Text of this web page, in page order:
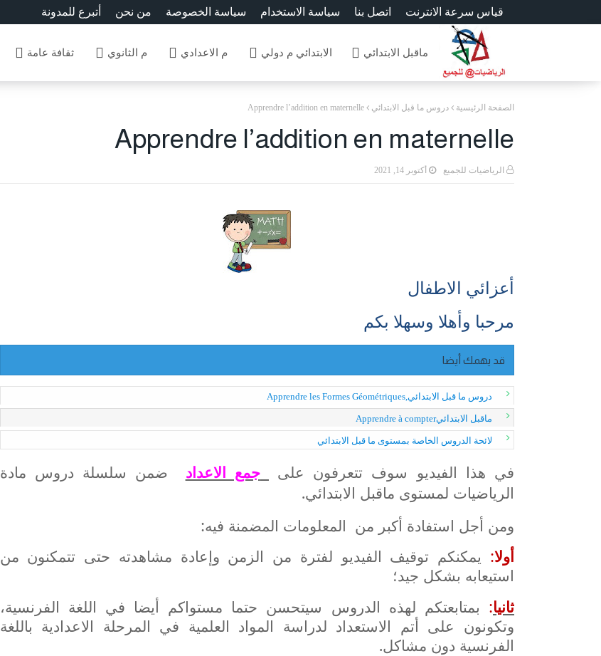
أتبرع للمدونة من نحن سياسة الخصوصة سياسة الاستخدام اتصل بنا قياس سرعة الانترنت
ماقبل الابتدائي الابتدائي م دولي م الاعدادي م الثانوي ثقافة عامة
الصفحة الرئيسية دروس ما قبل الابتدائي Apprendre l’addition en maternelle
Apprendre l’addition en maternelle
الرياضيات للجميع أكتوبر 14, 2021
أعزائي الاطفال
مرحبا وأهلا وسهلا بكم
قد يهمك أيضا
دروس ما قبل الابتدائي,Apprendre les Formes Géométriques
ماقبل الابتدائيApprendre à compter
لائحة الدروس الخاصة بمستوى ما قبل الابتدائي
في هذا الفيديو سوف تتعرفون على جمع الاعداد
ضمن سلسلة دروس مادة
الرياضيات لمستوى ماقبل الابتدائي.
ومن أجل استفادة أكبر من المعلومات المضمنة فيه:
أولا: يمكنكم توقيف الفيديو لفترة من الزمن وإعادة مشاهدته حتى تتمكنون من
استيعابه بشكل جيد؛
ثانيا: بمتابعتكم لهذه الدروس سيتحسن حتما مستواكم أيضا في اللغة الفرنسية،
وتكونون على أتم الاستعداد لدراسة المواد العلمية في المرحلة الاعدادية باللغة
الفرنسية دون مشاكل.